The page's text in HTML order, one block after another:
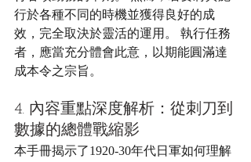
行於各種不同的時機並獲得良好的成
效，完全取決於靈活的運用。 執行任務
者，應當充分體會此意，以期能圓滿達
成本令之宗旨。
4. 內容重點深度解析：從刺刀到
數據的總體戰縮影
本手冊揭示了1920-30年代日軍如何理解